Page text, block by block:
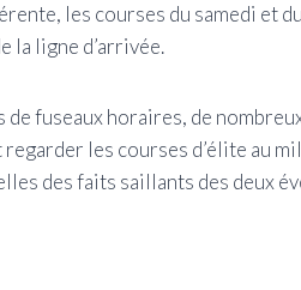
les courses du samedi et
la ligne d’arrivée.
de fuseaux horaires, de
les courses d’élite au
des faits saillants des deux